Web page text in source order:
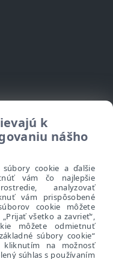
nám:
k
nášho
cookie a ďalšie
vám čo najlepšie
analyzovať
vám prispôsobené
cookie môžete
všetko a zavrieť“,
môžete odmietnuť
súbory cookie“
na možnosť
súhlas s používaním